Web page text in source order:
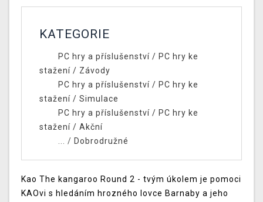
KATEGORIE
PC hry a příslušenství/ PC hry ke
stažení / Závody
PC hry a příslušenství/ PC hry ke
stažení / Simulace
PC hry a příslušenství/ PC hry ke
stažení / Akční
... / Dobrodružné
Kao The kangaroo Round 2 - tvým úkolem je pomoci
KAOvi s hledáním hrozného lovce Barnaby a jeho